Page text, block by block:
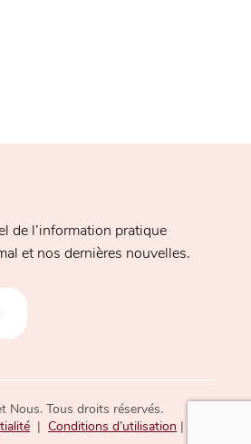
de l’information pratique
et nos dernières nouvelles.
Nous. Tous droits réservés.
| Conditions d’utilisation |